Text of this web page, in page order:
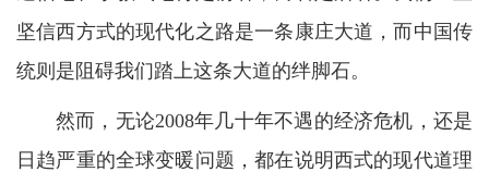
坚信西方式的现代化之路是一条康庄大道，而中国传
统则是阻碍我们踏上这条大道的绊脚石。
然而，无论2008年几十年不遇的经济危机，还是
日趋严重的全球变暖问题，都在说明西式的现代道理